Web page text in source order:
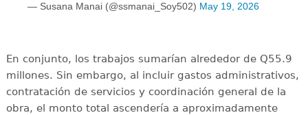
— Susana Manai (@ssmanai_Soy502) May 19, 2026
En conjunto, los trabajos sumarían alrededor de Q55.9
millones. Sin embargo, al incluir gastos administrativos,
contratación de servicios y coordinación general de la
obra, el monto total ascendería a aproximadamente